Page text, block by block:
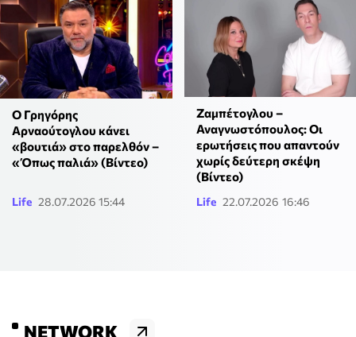
Ο Γρηγόρης
Αρναούτογλου κάνει
«βουτιά» στο παρελθόν –
«Όπως παλιά» (Βίντεο)
Life 28.07.2026 15:44
Ζαμπέτογλου –
Αναγνωστόπουλος: Οι
ερωτήσεις που απαντούν
χωρίς δεύτερη σκέψη
(Βίντεο)
Life 22.07.2026 16:46
NETWORK